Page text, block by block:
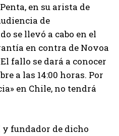
en su arista de
de
se llevó a cabo en el
en contra de Novoa
fallo se dará a conocer
a las 14:00 horas. Por
en Chile, no tendrá
y fundador de dicho